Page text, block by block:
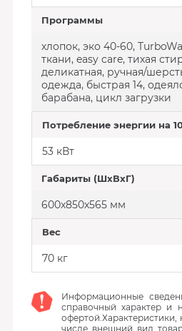
Программы
хлопок, эко 40-60,
ткани, easy care, тихая
деликатная, ручная/
одежда, быстрая 14,
барабана, цикл загрузки
Потребление энергии на
53 кВт
Габариты (ШхВхГ)
600x850x565 мм
Вес
70 кг
Информационные
справочный характер и
числе внешний вид